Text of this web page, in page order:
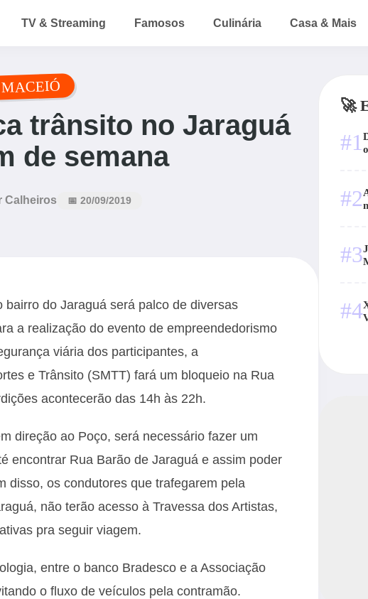
TV & Streaming Famosos Culinária Casa & Mais
MACEIÓ
trânsito no Jaraguá
de semana
Calheiros 📅 20/09/2019
do Jaraguá será palco de diversas
a realização do evento de empreendedorismo
viária dos participantes, a
e Trânsito (SMTT) fará um bloqueio na Rua
acontecerão das 14h às 22h.
direção ao Poço, será necessário fazer um
encontrar Rua Barão de Jaraguá e assim poder
disso, os condutores que trafegarem pela
não terão acesso à Travessa dos Artistas,
pra seguir viagem.
entre o banco Bradesco e a Associação
o fluxo de veículos pela contramão.
🚀
#1
#2
#3
#4